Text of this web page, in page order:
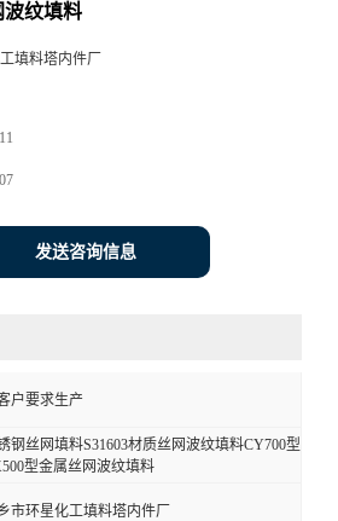
波纹填料
填料塔内件厂
发送咨询信息
户要求生产
钢丝网填料S31603材质丝网波纹填料CY700型
型金属丝网波纹填料
市环星化工填料塔内件厂